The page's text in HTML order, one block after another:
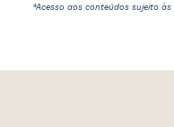
*Acesso aos conteúdos sujeito